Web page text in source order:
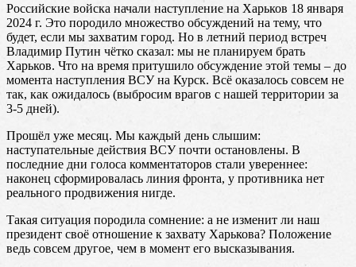
Российские войска начали наступление на Харьков 18 января
2024 г. Это породило множество обсуждений на тему, что
будет, если мы захватим город. Но в летний период встреч
Владимир Путин чётко сказал: мы не планируем брать
Харьков. Что на время притушило обсуждение этой темы – до
момента наступления ВСУ на Курск. Всё оказалось совсем не
так, как ожидалось (выбросим врагов с нашей территории за
3-5 дней).
Прошёл уже месяц. Мы каждый день слышим:
наступательные действия ВСУ почти остановлены. В
последние дни голоса комментаторов стали увереннее:
наконец сформировалась линия фронта, у противника нет
реального продвижения нигде.
Такая ситуация породила сомнение: а не изменит ли наш
президент своё отношение к захвату Харькова? Положение
ведь совсем другое, чем в момент его высказывания.